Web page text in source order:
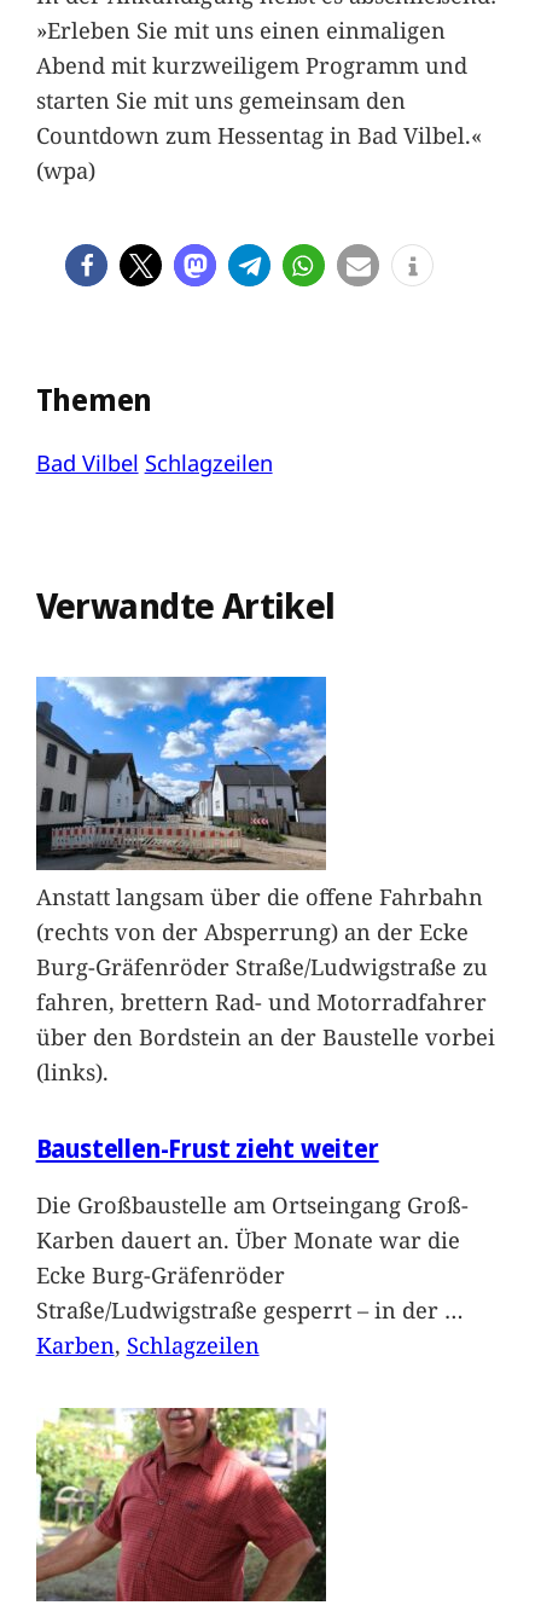
»Erleben Sie mit uns einen einmaligen
Abend mit kurzweiligem Programm und
starten Sie mit uns gemeinsam den
Countdown zum Hessentag in Bad Vilbel.«
(wpa)
Themen
Bad Vilbel Schlagzeilen
Verwandte Artikel
Anstatt langsam über die offene Fahrbahn
(rechts von der Absperrung) an der Ecke
Burg-Gräfenröder Straße/Ludwigstraße zu
fahren, brettern Rad- und Motorradfahrer
über den Bordstein an der Baustelle vorbei
(links).
Baustellen-Frust zieht weiter
Die Großbaustelle am Ortseingang Groß-
Karben dauert an. Über Monate war die
Ecke Burg-Gräfenröder
Straße/Ludwigstraße gesperrt – in der …
Karben, Schlagzeilen